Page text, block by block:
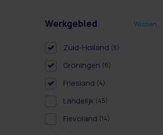
Werkgebied Wissen
Zuid-Holland (8)
Groningen (6)
Friesland (4)
Landelijk (45)
Flevoland (14)